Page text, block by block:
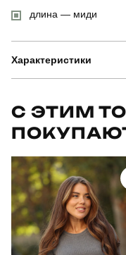
длина — миди
Характеристики
Артикул
Призначення
Стиль
Сезон
С ЭТИМ